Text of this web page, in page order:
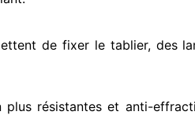
de fixer le tablier, des
résistantes et anti-